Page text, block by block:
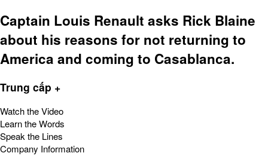
Captain Louis Renault asks Rick Blaine
about his reasons for not returning to
America and coming to Casablanca.
Trung cấp +
Watch the Video
Learn the Words
Speak the Lines
Company Information